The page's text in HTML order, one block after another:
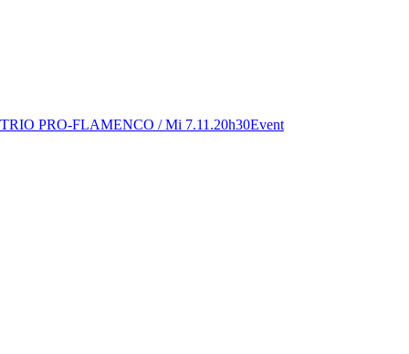
TRIO PRO-FLAMENCO / Mi 7.11.20h30Event